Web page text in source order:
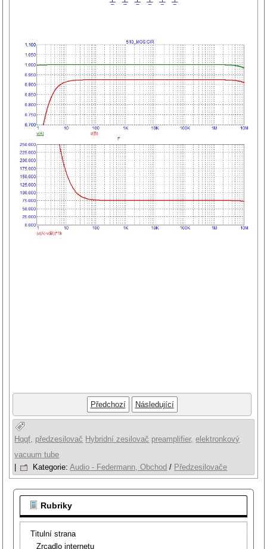
Předchozí Následující
Hqqf, předzesilovač Hybridní zesilovač preamplifier, elektronkový
vacuum tube
Kategorie:Audio - Federmann, Obchod / Předzesilovače
Rubriky
Titulní strana
Zrcadlo internetu